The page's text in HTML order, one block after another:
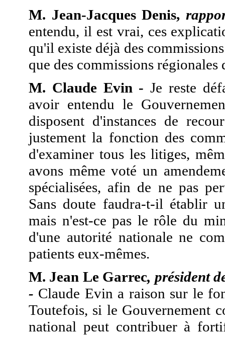
M. Jean-Jacques Denis,
entendu, il est vrai, ces
qu'il existe déjà des
que des commissions
M. Claude Evin - Je reste
avoir entendu le
disposent d'instances de
justement la fonction des
d'examiner tous les litiges,
avons même voté un
spécialisées, afin de ne pas
Sans doute faudra-t-il établir
mais n'est-ce pas le rôle du
d'une autorité nationale ne
patients eux-mêmes.
M. Jean Le Garrec, président
- Claude Evin a raison sur le
Toutefois, si le Gouvernement
national peut contribuer à